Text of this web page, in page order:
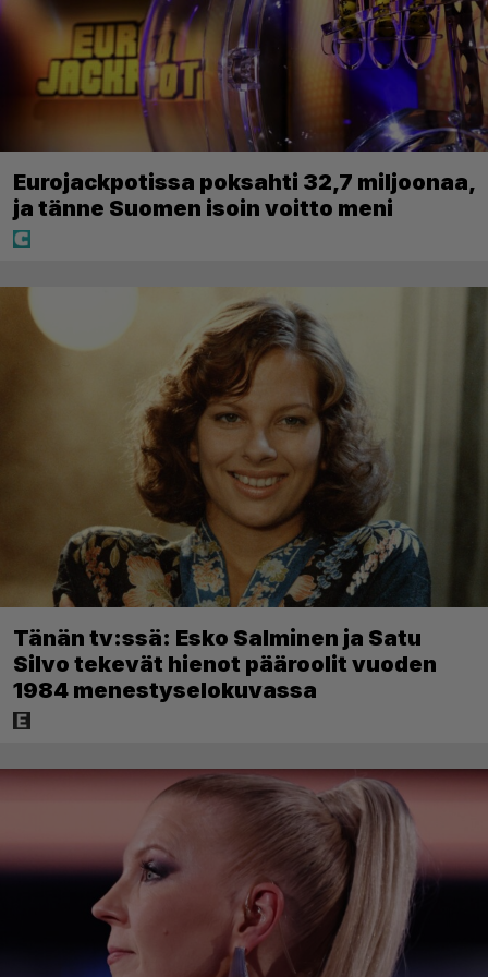
Eurojackpotissa poksahti 32,7 miljoonaa,
ja tänne Suomen isoin voitto meni
Tänän tv:ssä: Esko Salminen ja Satu
Silvo tekevät hienot pääroolit vuoden
1984 menestyselokuvassa